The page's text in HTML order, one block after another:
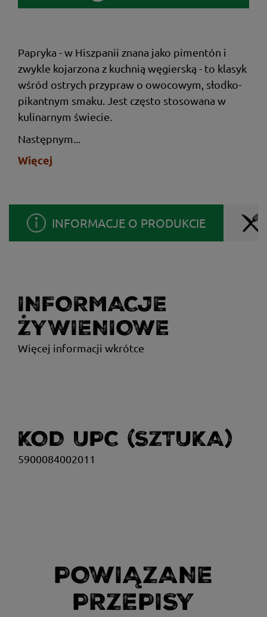
Papryka - w Hiszpanii znana jako pimentón i
zwykle kojarzona z kuchnią węgierską - to klasyk
wśród ostrych przypraw o owocowym, słodko-
pikantnym smaku. Jest często stosowana w
kulinarnym świecie.
Następnym...
Więcej
INFORMACJE O PRODUKCIE
INFORMACJE
ŻYWIENIOWE
Więcej informacji wkrótce
KOD UPC (SZTUKA)
5900084002011
POWIĄZANE
PRZEPISY